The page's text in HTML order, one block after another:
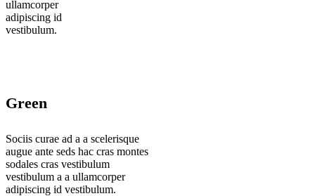
ullamcorper
adipiscing id
vestibulum.
Green
Sociis curae ad a a scelerisque
augue ante seds hac cras montes
sodales cras vestibulum
vestibulum a a ullamcorper
adipiscing id vestibulum.